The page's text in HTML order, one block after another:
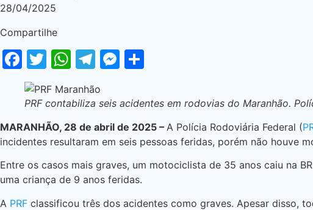
28/04/2025
Compartilhe
Facebook
Twitter
WhatsApp
Telegram
Messenger
PRF contabiliza seis acidentes em rodovias do Maranhão.
MARANHÃO, 28 de abril de 2025 – A Polícia Rodoviária Federal (
incidentes resultaram em seis pessoas feridas, porém não houve
Entre os casos mais graves, um motociclista de 35 anos caiu na
uma criança de 9 anos feridas.
A PRF classificou três dos acidentes como graves. Apesar disso,